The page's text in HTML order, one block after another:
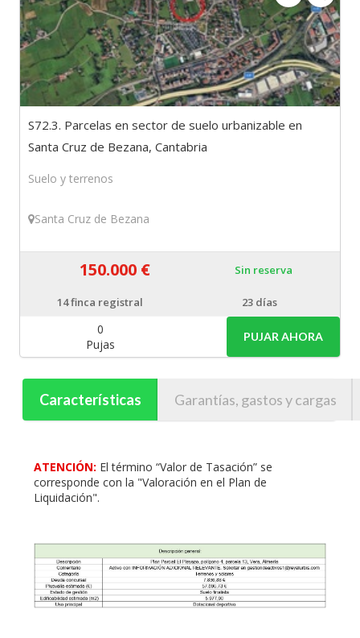
S72.3. Parcelas en sector de suelo urbanizable en
Santa Cruz de Bezana, Cantabria
Suelo y terrenos
Santa Cruz de Bezana
150.000 € Sin reserva
14finca registral 23 días
0
Pujas
PUJAR AHORA
Características Garantías, gastos y cargas
ATENCIÓN: El término “Valor de Tasación” se
corresponde con la "Valoración en el Plan de
Liquidación".